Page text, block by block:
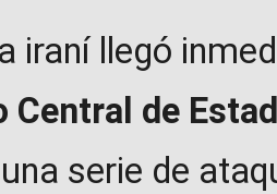
iraní llegó
Central de
serie de